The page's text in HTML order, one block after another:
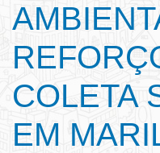
COLETA
EM